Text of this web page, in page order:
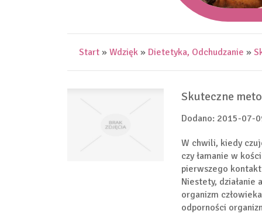
Start » Wdzięk » Dietetyka, Odchudzanie »
Skuteczne
Dodano: 2015-07-
W chwili, kiedy
czy łamanie w
pierwszego
Niestety, działanie
organizm
odporności